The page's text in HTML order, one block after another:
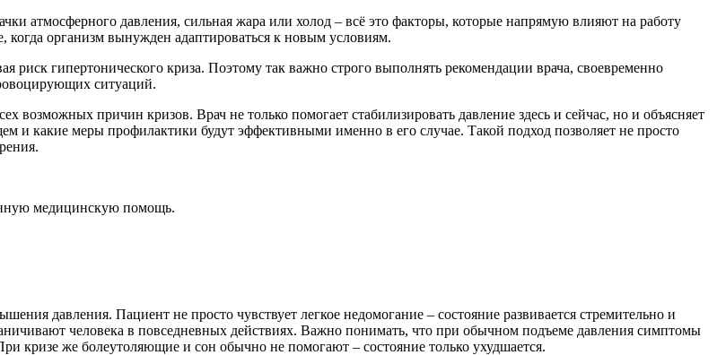
атмосферного давления, сильная жара или холод – всё это факторы, которые напрямую влияют на работу
организм вынужден адаптироваться к новым условиям.
риск гипертонического криза. Поэтому так важно строго выполнять рекомендации врача, своевременно
ситуаций.
причин кризов. Врач не только помогает стабилизировать давление здесь и сейчас, но и объясняет
и какие меры профилактики будут эффективными именно в его случае. Такой подход позволяет не просто
медицинскую помощь.
давления. Пациент не просто чувствует легкое недомогание – состояние развивается стремительно и
человека в повседневных действиях. Важно понимать, что при обычном подъеме давления симптомы
кризе же болеутоляющие и сон обычно не помогают – состояние только ухудшается.